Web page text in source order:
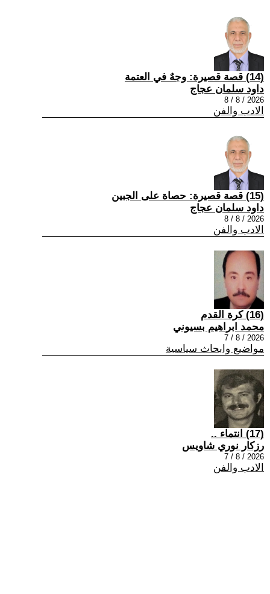
(14) قصة قصيرة: وجهٌ في العتمة
داود سلمان عجاج
2026 / 8 / 8
الادب والفن
(15) قصة قصيرة: حصاة على الجبين
داود سلمان عجاج
2026 / 8 / 8
الادب والفن
(16) كرة القدم
محمد ابراهيم بسيوني
2026 / 8 / 7
مواضيع وابحاث سياسية
(17) انتماء ..
رزكار نوري شاويس
2026 / 8 / 7
الادب والفن